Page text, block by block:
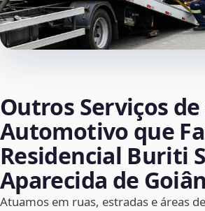
Outros Serviços
Automotivo que
Residencial Buriti
Aparecida de
Atuamos em ruas, estradas e áreas